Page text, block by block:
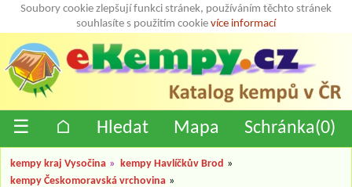
Soubory cookie zlepšují funkci stránek, používáním těchto stránek
souhlasíte s použitím cookie více informací
☰ ⌂ Hledat Mapa Schránka(0)
kempy kraj Vysočina » kempy Havlíčkův Brod
»
kempy Českomoravská vrchovina »